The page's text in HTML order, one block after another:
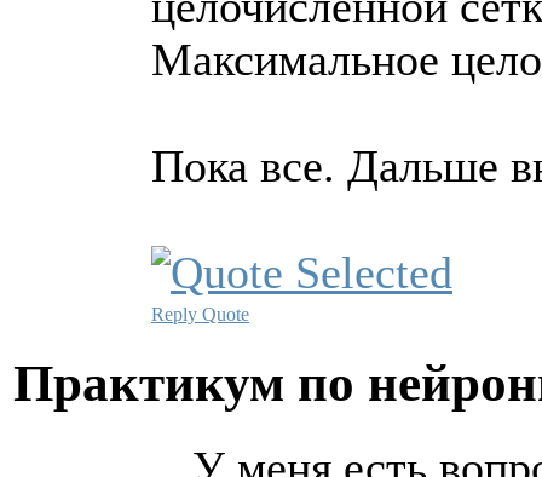
Максимальное
Пока все. Дальше
Reply Quote
Практикум по
У меня есть